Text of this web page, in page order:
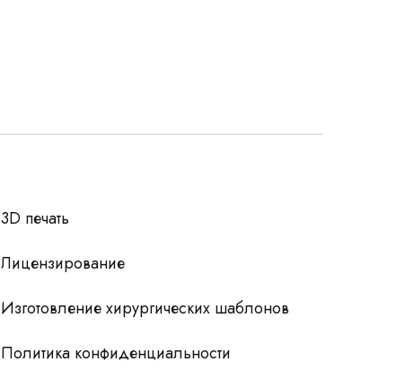
3D печать
Лицензирование
Изготовление хирургических шаблонов
Политика конфиденциальности